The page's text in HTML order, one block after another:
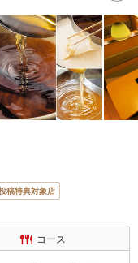
稿特典対象店
コース